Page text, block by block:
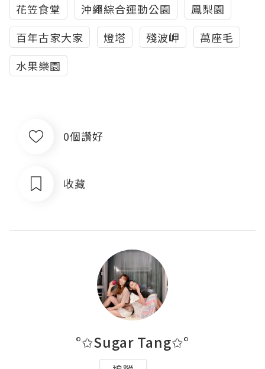
花笠食堂 沖繩綜合運動公園
鳳梨園
百年古家大家
燈塔 殘波岬
萬座毛
水果樂園
0個讚好
收藏
°✩Sugar Tang✩°